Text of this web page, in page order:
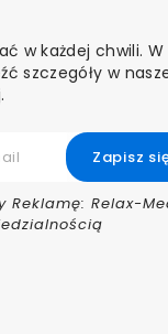
w każdej chwili.
szczegóły w
Relax-